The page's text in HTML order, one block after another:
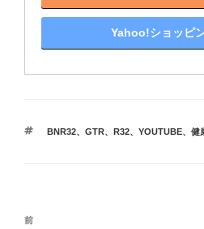
Yahoo!ショッピ
タ
BNR32、 GTR、 R32、 YOUTUBE、 健
投
前
前